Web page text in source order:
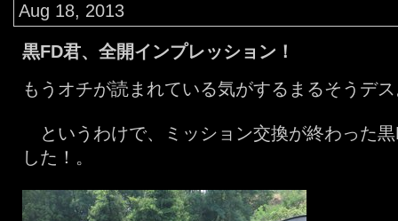
Aug 18, 2013
黒FD君、全開インプレッション！
もうオチが読まれている気がするまるそうデ
というわけで、ミッション交換が終わった
した！。